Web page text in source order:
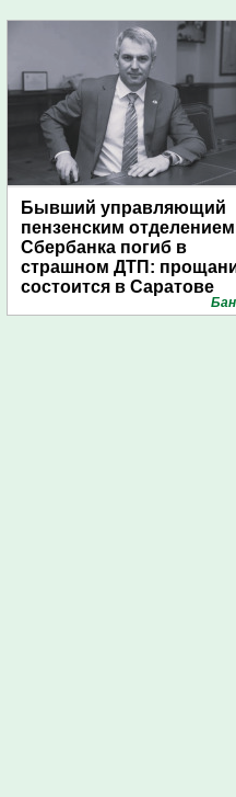
Бывший управляющий
пензенским отделением
Сбербанка погиб в
страшном ДТП:
состоится в Саратове